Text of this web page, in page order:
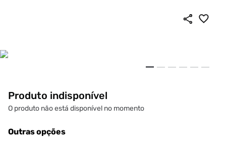
Produto indisponível
O produto não está disponível no momento
Outras opções